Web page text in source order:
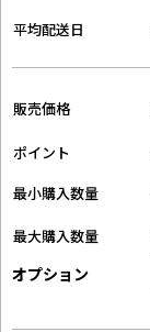
平均配送日
販売価格
ポイント
最小購入数量
最大購入数量
オプション